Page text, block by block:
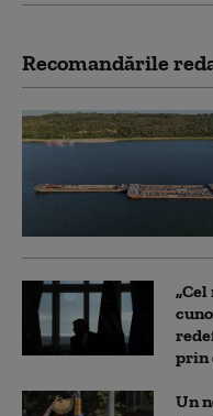
Recomandările
prin
Un